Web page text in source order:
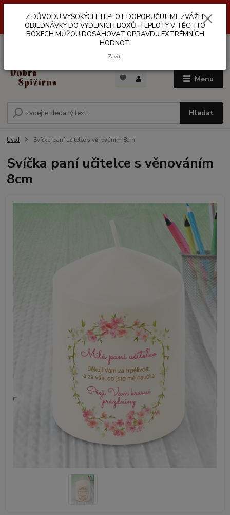
VÝDEJNÍCH BOXŮ. TEPLOTA V TĚCHTO BOXECH MŮŽE DOSAHOVAT
OPRAVDU EXTRÉMNÍCH HODNOT.
Menu
Hledat
Úvod Svíčka paní učitelce s věnováním 8cm
Svíčka paní učitelce s věnováním
8cm
Z DŮVODU VYSOKÝCH TEPLOT DOPORUČUJEME ZVÁŽIT
OBJEDNÁVKY DO VÝDEJNÍCH BOXŮ. TEPLOTY V TĚCHTO
BOXECH MŮŽOU DOSAHOVAT OPRAVDU EXTRÉMNÍCH
HODNOT.
Zavřít